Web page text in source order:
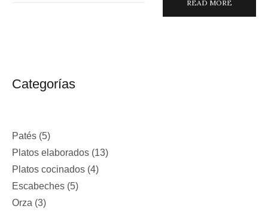
Categorías
Patés 5
Platos elaborados 13
Platos cocinados 4
Escabeches 5
Orza 3
READ MORE